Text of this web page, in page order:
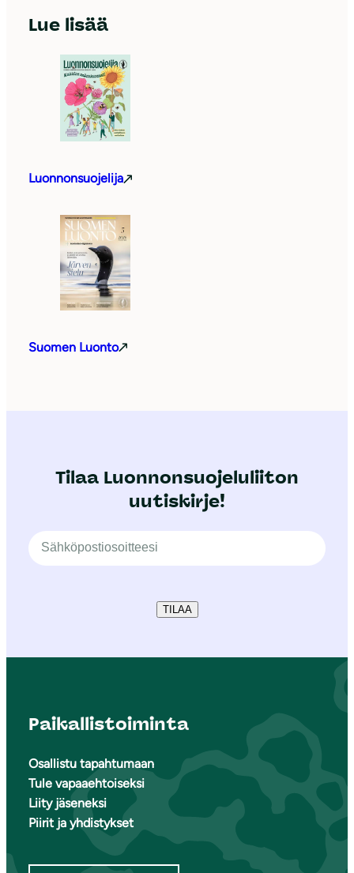
Lue lisää
Luonnonsuojelija
Suomen Luonto
Tilaa Luonnonsuojeluliiton
uutiskirje!
TILAA
Paikallistoiminta
Osallistu tapahtumaan
Tule vapaaehtoiseksi
Liity jäseneksi
Piirit ja yhdistykset